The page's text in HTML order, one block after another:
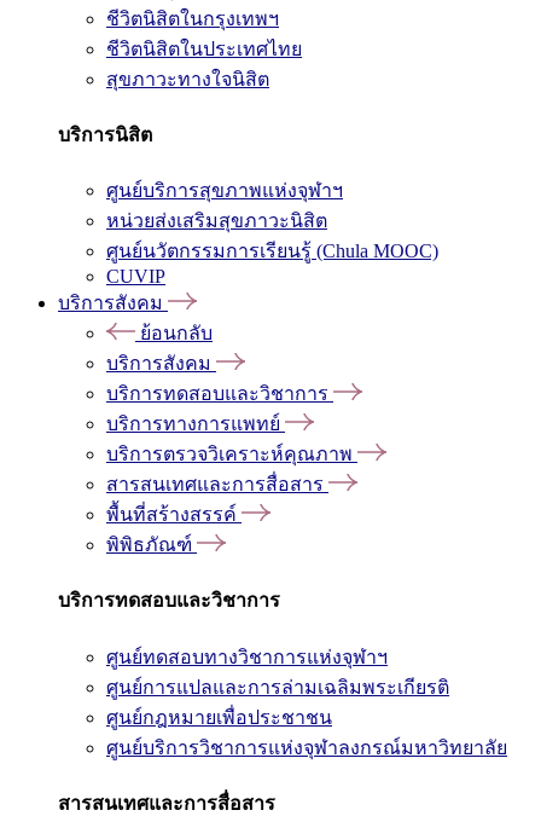
ชีวิตนิสิตในกรุงเทพฯ
ชีวิตนิสิตในประเทศไทย
สุขภาวะทางใจนิสิต
บริการนิสิต
ศูนย์บริการสุขภาพแห่งจุฬาฯ
หน่วยส่งเสริมสุขภาวะนิสิต
ศูนย์นวัตกรรมการเรียนรู้ (Chula MOOC)
CUVIP
บริการสังคม
ย้อนกลับ
บริการสังคม
บริการทดสอบและวิชาการ
บริการทางการแพทย์
บริการตรวจวิเคราะห์คุณภาพ
สารสนเทศและการสื่อสาร
พื้นที่สร้างสรรค์
พิพิธภัณฑ์
บริการทดสอบและวิชาการ
ศูนย์ทดสอบทางวิชาการแห่งจุฬาฯ
ศูนย์การแปลและการล่ามเฉลิมพระเกียรติ
ศูนย์กฎหมายเพื่อประชาชน
ศูนย์บริการวิชาการแห่งจุฬาลงกรณ์มหาวิทยาลัย
สารสนเทศและการสื่อสาร